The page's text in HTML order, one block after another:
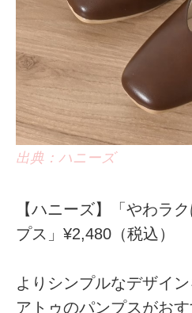
出典：ハニーズ
【ハニーズ】「やわラ
プス」¥2,480（税込）
よりシンプルなデザイ
アトゥのパンプスがお